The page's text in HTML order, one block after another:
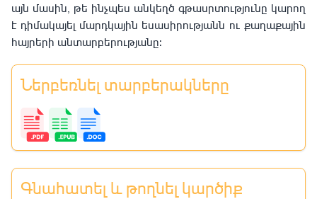
այն մասին, թե ինչպես անկեղծ գթասրտությունը կարող
է դիմակայել մարդկային եսասիրությանն ու քաղաքային
հայրերի անտարբերությանը:
Ներբեռնել տարբերակները
Գնահատել և թողնել կարծիք